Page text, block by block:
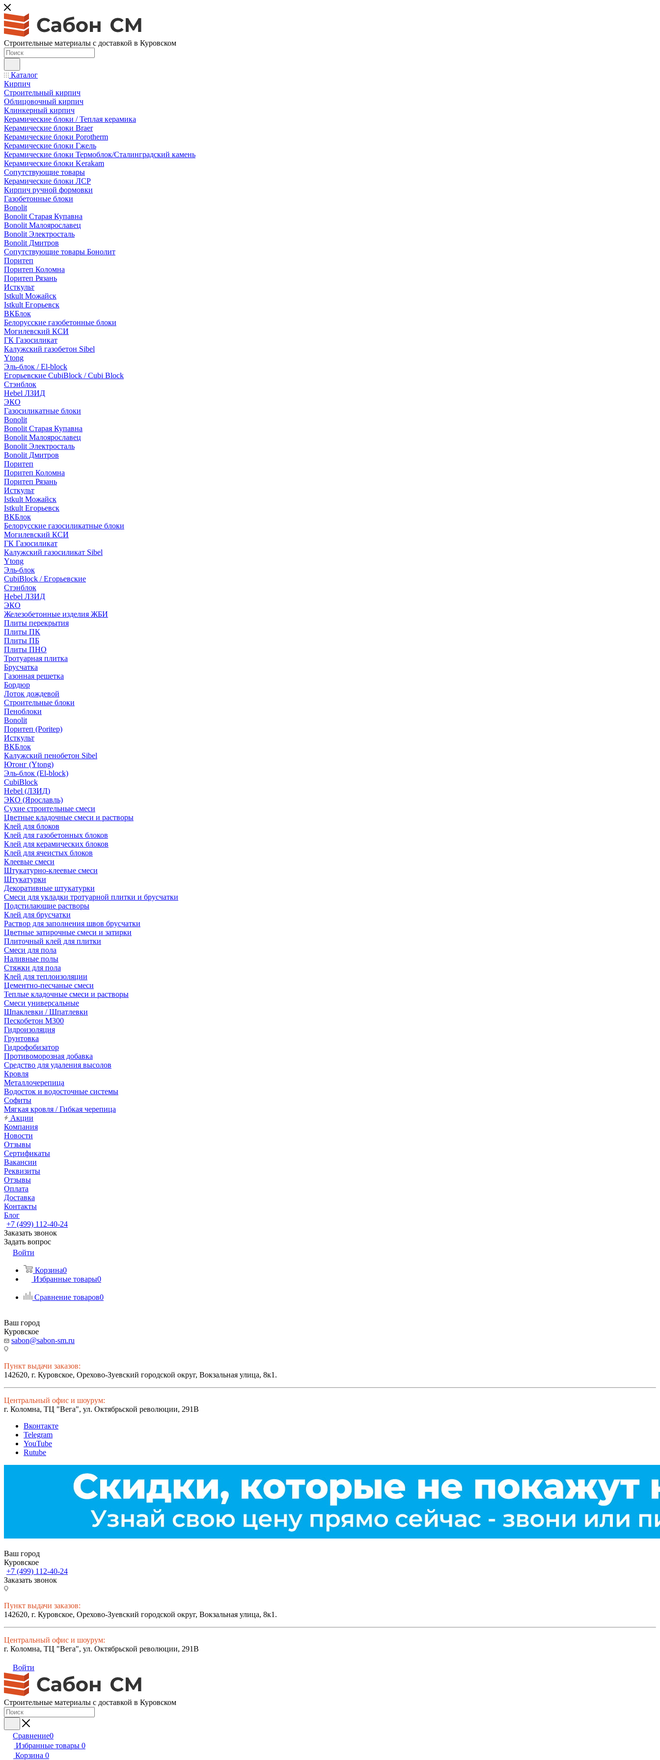
Строительные материалы с доставкой в Куровском
Каталог
Кирпич
Строительный кирпич
Облицовочный кирпич
Клинкерный кирпич
Керамические блоки / Теплая керамика
Керамические блоки Braer
Керамические блоки Porotherm
Керамические блоки Гжель
Керамические блоки Термоблок/Сталинградский камень
Керамические блоки Kerakam
Сопутствующие товары
Керамические блоки ЛСР
Кирпич ручной формовки
Газобетонные блоки
Bonolit
Bonolit Старая Купавна
Bonolit Малоярославец
Bonolit Электросталь
Bonolit Дмитров
Сопутствующие товары Бонолит
Поритеп
Поритеп Коломна
Поритеп Рязань
Исткульт
Istkult Можайск
Istkult Егорьевск
ВКБлок
Белорусские газобетонные блоки
Могилевский КСИ
ГК Газосиликат
Калужский газобетон Sibel
Ytong
Эль-блок / El-block
Егорьевские CubiBlock / Cubi Block
Стэнблок
Hebel ЛЗИД
ЭКО
Газосиликатные блоки
Bonolit
Bonolit Старая Купавна
Bonolit Малоярославец
Bonolit Электросталь
Bonolit Дмитров
Поритеп
Поритеп Коломна
Поритеп Рязань
Исткульт
Istkult Можайск
Istkult Егорьевск
ВКБлок
Белорусские газосиликатные блоки
Могилевский КСИ
ГК Газосиликат
Калужский газосиликат Sibel
Ytong
Эль-блок
CubiBlock / Егорьевские
Стэнблок
Hebel ЛЗИД
ЭКО
Железобетонные изделия ЖБИ
Плиты перекрытия
Плиты ПК
Плиты ПБ
Плиты ПНО
Тротуарная плитка
Брусчатка
Газонная решетка
Бордюр
Лоток дождевой
Строительные блоки
Пеноблоки
Bonolit
Поритеп (Poritep)
Исткульт
ВКБлок
Калужский пенобетон Sibel
Ютонг (Ytong)
Эль-блок (El-block)
CubiBlock
Hebel (ЛЗИД)
ЭКО (Ярославль)
Сухие строительные смеси
Цветные кладочные смеси и растворы
Клей для блоков
Клей для газобетонных блоков
Клей для керамических блоков
Клей для ячеистых блоков
Клеевые смеси
Штукатурно-клеевые смеси
Штукатурки
Декоративные штукатурки
Смеси для укладки тротуарной плитки и брусчатки
Подстилающие растворы
Клей для брусчатки
Раствор для заполнения швов брусчатки
Цветные затирочные смеси и затирки
Плиточный клей для плитки
Смеси для пола
Наливные полы
Стяжки для пола
Клей для теплоизоляции
Цементно-песчаные смеси
Теплые кладочные смеси и растворы
Смеси универсальные
Шпаклевки / Шпатлевки
Пескобетон М300
Гидроизоляция
Грунтовка
Гидрофобизатор
Противоморозная добавка
Средство для удаления высолов
Кровля
Металлочерепица
Водосток и водосточные системы
Софиты
Мягкая кровля / Гибкая черепица
Акции
Компания
Новости
Отзывы
Сертификаты
Вакансии
Реквизиты
Отзывы
Оплата
Доставка
Контакты
Блог
+7 (499) 112-40-24
Заказать звонок
Задать вопрос
Войти
Корзина0
Избранные товары0
Сравнение товаров0
Ваш город
Куровское
sabon@sabon-sm.ru
Пункт выдачи заказов:
142620, г. Куровское, Орехово-Зуевский городской округ, Вокзальная улица, 8к1.
Центральный офис и шоурум:
г. Коломна, ТЦ "Вега", ул. Октябрьской революции, 291В
Вконтакте
Telegram
YouTube
Rutube
Ваш город
Куровское
+7 (499) 112-40-24
Заказать звонок
Пункт выдачи заказов:
142620, г. Куровское, Орехово-Зуевский городской округ, Вокзальная улица, 8к1.
Центральный офис и шоурум:
г. Коломна, ТЦ "Вега", ул. Октябрьской революции, 291В
Войти
Строительные материалы с доставкой в Куровском
Сравнение0
Избранные товары 0
Корзина 0